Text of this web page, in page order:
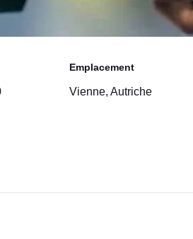
Emplacement
Vienne, Autriche